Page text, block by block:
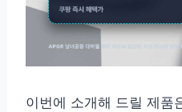
이번에 소개해 드릴 제품